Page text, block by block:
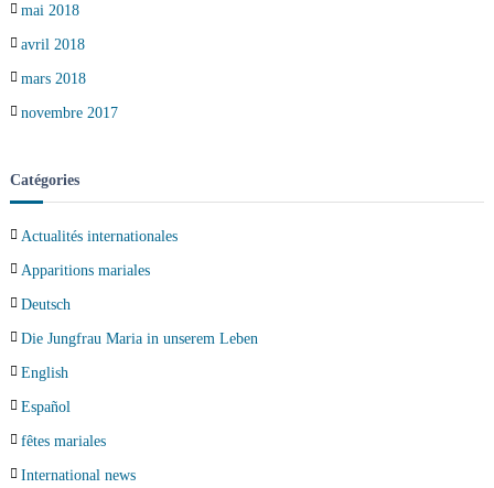
mai 2018
avril 2018
mars 2018
novembre 2017
Catégories
Actualités internationales
Apparitions mariales
Deutsch
Die Jungfrau Maria in unserem Leben
English
Español
fêtes mariales
International news